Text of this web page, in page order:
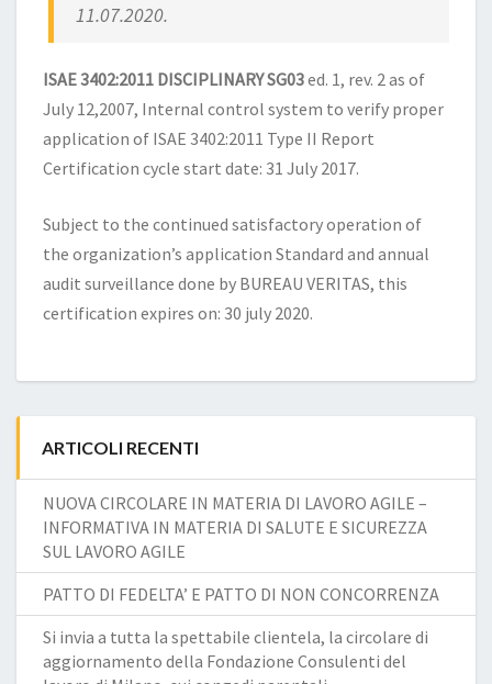
11.07.2020.
ISAE 3402:2011 DISCIPLINARY SG03ed. 1, rev. 2 as of
July 12,2007, Internal control system to verify proper
application of ISAE 3402:2011 Type II Report
Certification cycle start date: 31 July 2017.
Subject to the continued satisfactory operation of
the organization’s application Standard and annual
audit surveillance done by BUREAU VERITAS, this
certification expires on: 30 july 2020.
ARTICOLI RECENTI
NUOVA CIRCOLARE IN MATERIA DI LAVORO AGILE –
INFORMATIVA IN MATERIA DI SALUTE E SICUREZZA
SUL LAVORO AGILE
PATTO DI FEDELTA’ E PATTO DI NON CONCORRENZA
Si invia a tutta la spettabile clientela, la circolare di
aggiornamento della Fondazione Consulenti del